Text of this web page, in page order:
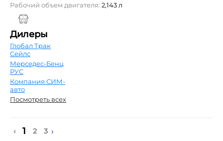
Рабочий объем двигателя: 2,143 л
Дилеры
Глобал Трак
Сейлс
Мерседес-Бенц
РУС
Компания СИМ-
авто
Посмотреть всех
‹ 1 2 3 ›